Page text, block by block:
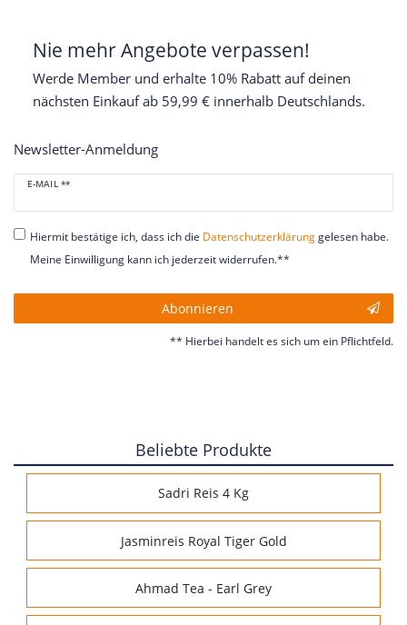
Nie mehr Angebote verpassen!
Werde Member und erhalte 10% Rabatt auf deinen
nächsten Einkauf ab 59,99 € innerhalb Deutschlands.
Newsletter-Anmeldung
E-MAIL **
Newsletter
Honig
Hiermit bestätige ich, dass ich die Daten­schutz­erklärunggelesen habe.
Meine Einwilligung kann ich jederzeit widerrufen.**
Abonnieren
** Hierbei handelt es sich um ein Pflichtfeld.
Beliebte Produkte
Sadri Reis 4 Kg
Jasminreis Royal Tiger Gold
Ahmad Tea - Earl Grey